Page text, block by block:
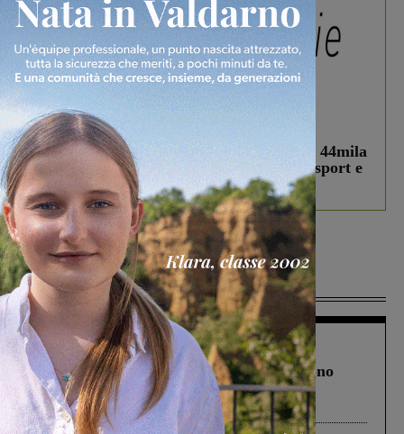
In vetrina 3 Agosto 2026
Estra Notizie agosto: Smart Cities, oltre 44mila
studenti coinvolti, torna il bando per lo sport e
debutta il podcast Estrair
Più lette
Cronaca 4 Agosto 2026
Un anno fa la strage in A1 in cui morirono
Gianni, Giulia e Franco. Lo schianto, il
processo, lo stop ai sorpassi fra tir....